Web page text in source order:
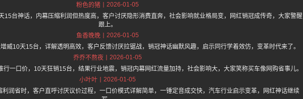
粉色的猪
2026-01-05
15台神话，内幕压缩利润但热度高，客户讨厌隐形消费直奔，社会影响就业格局变，网红销冠成传奇，大家警醒
跟上。
鱼香晚晚
2026-01-05
威10天15台，详解透明高效，客户反馈讨厌拉锯战，销冠神话幽默风趣，启示同行学着效仿，变革时代来了。
乔乔不熬夜
2026-01-05
一口价，10天狂销15台，结果行业地震，销冠内幕网红流量加持，社会影响大，大家笑称买车像网购省事儿。
小叶叶
2026-01-05
润省时，客户直呼讨厌议价过程，一口价模式详解简单，一锤定音成交快，汽车行业启示变革，网红神话继续